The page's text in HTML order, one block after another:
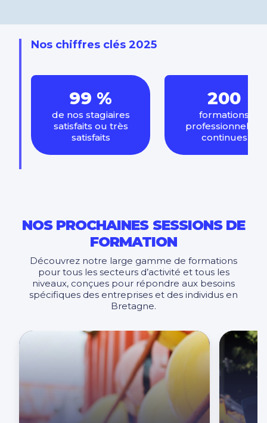
Nos chiffres clés 2025
99 %
de nos stagiaires
satisfaits ou très
satisfaits
200
formations
professionnelles
continues
NOS PROCHAINES SESSIONS DE
FORMATION
Découvrez notre large gamme de formations
pour tous les secteurs d’activité et tous les
niveaux, conçues pour répondre aux besoins
spécifiques des entreprises et des individus en
Bretagne.